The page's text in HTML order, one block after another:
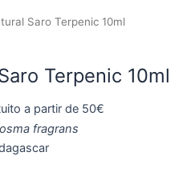
Saro Terpenic 10ml
Terpenic 10ml
a partir de 50€
fragrans